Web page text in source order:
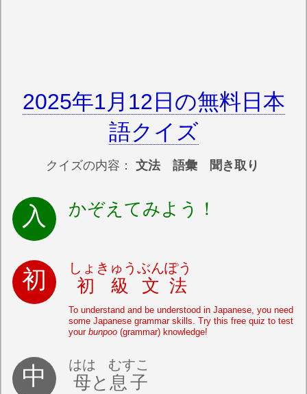
2025年1月12日の無料日本
語クイズ
クイズの内容： 文法 語彙 聞き取り
かぞえてみよう！
初級
しょきゅう
文法
ぶんぽう
To understand and be understood in Japanese, you need
some Japanese grammar skills. Try this free quiz to test
your bunpoo (grammar) knowledge!
母
はは
と 息子
むすこ